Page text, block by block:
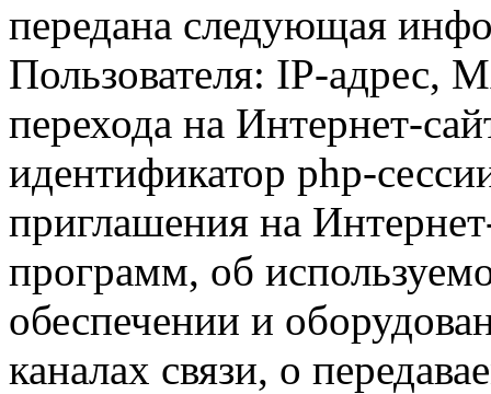
передана следующая
Пользователя: IP-адрес,
перехода на Интернет-
идентификатор php-
приглашения на
программ, об
обеспечении и
каналах связи, о